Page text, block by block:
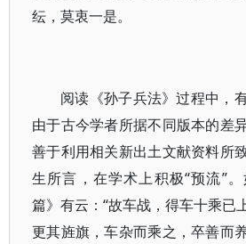
纭，莫衷一是。
阅读《孙子兵法》过程中，
由于古今学者所据不同版本的差
善于利用相关新出土文献资料所
生所言，在学术上积极“预流”
篇》有云：“故车战，得车十乘已
更其旌旗，车杂而乘之，卒善而